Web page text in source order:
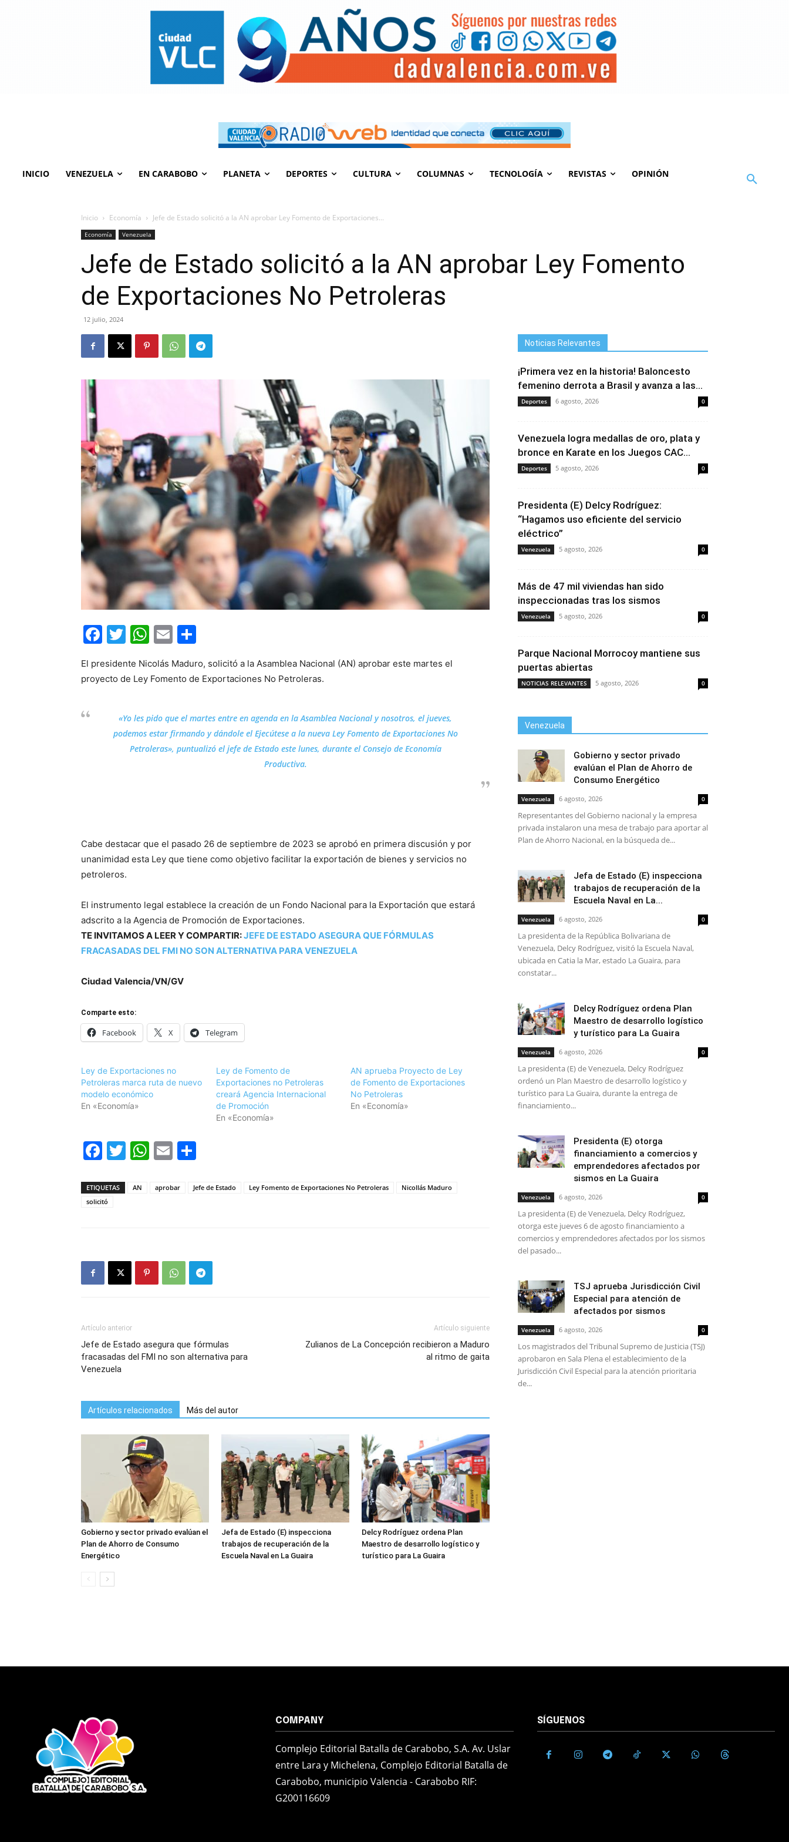
INICIO VENEZUELA EN CARABOBO PLANETA DEPORTES CULTURA COLUMNAS TECNOLOGÍA REVISTAS OPINIÓN
Inicio Economía Jefe de Estado solicitó a la AN aprobar Ley Fomento de Exportaciones...
Economía Venezuela
Jefe de Estado solicitó a la AN aprobar Ley Fomento
de Exportaciones No Petroleras
12 julio, 2024
Facebook
Twitter
WhatsApp
Email
El presidente Nicolás Maduro, solicitó a la Asamblea Nacional (AN) aprobar este martes el
proyecto de Ley Fomento de Exportaciones No Petroleras.
«Yo les pido que el martes entre en agenda en la Asamblea Nacional y nosotros, el jueves,
podemos estar firmando y dándole el Ejecútese a la nueva Ley Fomento de Exportaciones No
Petroleras», puntualizó el jefe de Estado este lunes, durante el Consejo de Economía
Productiva.
Cabe destacar que el pasado 26 de septiembre de 2023 se aprobó en primera discusión y por
unanimidad esta Ley que tiene como objetivo facilitar la exportación de bienes y servicios no
petroleros.
El instrumento legal establece la creación de un Fondo Nacional para la Exportación que estará
adscrito a la Agencia de Promoción de Exportaciones.
TE INVITAMOS A LEER Y COMPARTIR:JEFE DE ESTADO ASEGURA QUE FÓRMULAS
FRACASADAS DEL FMI NO SON ALTERNATIVA PARA VENEZUELA
Ciudad Valencia/VN/GV
Comparte esto:
Facebook X Telegram
Ley de Exportaciones no
Petroleras marca ruta de nuevo
modelo económico
En «Economía»
Ley de Fomento de
Exportaciones no Petroleras
creará Agencia Internacional
de Promoción
En «Economía»
AN aprueba Proyecto de Ley
de Fomento de Exportaciones
No Petroleras
En «Economía»
Facebook
Twitter
WhatsApp
Email
ETIQUETAS AN aprobar Jefe de Estado Ley Fomento de Exportaciones No Petroleras
Nicollás Maduro
solicitó
Artículo anterior
Jefe de Estado asegura que fórmulas
fracasadas del FMI no son alternativa para
Venezuela
Artículo siguiente
Zulianos de La Concepción recibieron a Maduro
al ritmo de gaita
Artículos relacionados Más del autor
Gobierno y sector privado evalúan el
Plan de Ahorro de Consumo
Energético
Jefa de Estado (E) inspecciona
trabajos de recuperación de la
Escuela Naval en La Guaira
Delcy Rodríguez ordena Plan
Maestro de desarrollo logístico y
turístico para La Guaira
Noticias Relevantes
¡Primera vez en la historia! Baloncesto
femenino derrota a Brasil y avanza a las...
Deportes 6 agosto, 2026 0
Venezuela logra medallas de oro, plata y
bronce en Karate en los Juegos CAC...
Deportes 5 agosto, 2026 0
Presidenta (E) Delcy Rodríguez:
“Hagamos uso eficiente del servicio
eléctrico”
Venezuela 5 agosto, 2026 0
Más de 47 mil viviendas han sido
inspeccionadas tras los sismos
Venezuela 5 agosto, 2026 0
Parque Nacional Morrocoy mantiene sus
puertas abiertas
NOTICIAS RELEVANTES 5 agosto, 2026 0
Venezuela
Gobierno y sector privado
evalúan el Plan de Ahorro de
Consumo Energético
Venezuela 6 agosto, 2026 0
Representantes del Gobierno nacional y la empresa
privada instalaron una mesa de trabajo para aportar al
Plan de Ahorro Nacional, en la búsqueda de...
Jefa de Estado (E) inspecciona
trabajos de recuperación de la
Escuela Naval en La...
Venezuela 6 agosto, 2026 0
La presidenta de la República Bolivariana de
Venezuela, Delcy Rodríguez, visitó la Escuela Naval,
ubicada en Catia la Mar, estado La Guaira, para
constatar...
Delcy Rodríguez ordena Plan
Maestro de desarrollo logístico
y turístico para La Guaira
Venezuela 6 agosto, 2026 0
La presidenta (E) de Venezuela, Delcy Rodríguez
ordenó un Plan Maestro de desarrollo logístico y
turístico para La Guaira, durante la entrega de
financiamiento...
Presidenta (E) otorga
financiamiento a comercios y
emprendedores afectados por
sismos en La Guaira
Venezuela 6 agosto, 2026 0
La presidenta (E) de Venezuela, Delcy Rodríguez,
otorga este jueves 6 de agosto financiamiento a
comercios y emprendedores afectados por los sismos
del pasado...
TSJ aprueba Jurisdicción Civil
Especial para atención de
afectados por sismos
Venezuela 6 agosto, 2026 0
Los magistrados del Tribunal Supremo de Justicia (TSJ)
aprobaron en Sala Plena el establecimiento de la
Jurisdicción Civil Especial para la atención prioritaria
de...
COMPANY
Complejo Editorial Batalla de Carabobo, S.A. Av. Uslar
entre Lara y Michelena, Complejo Editorial Batalla de
Carabobo, municipio Valencia - Carabobo RIF:
G200116609
SÍGUENOS